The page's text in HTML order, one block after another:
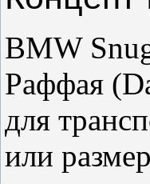
BMW
Раффая
для
или